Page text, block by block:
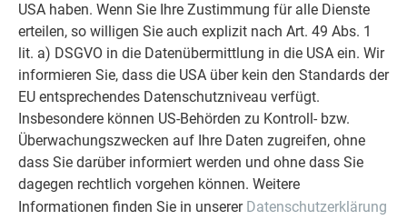
USA haben. Wenn Sie Ihre Zustimmung für alle Dienste
erteilen, so willigen Sie auch explizit nach Art. 49 Abs. 1
lit. a) DSGVO in die Datenübermittlung in die USA ein. Wir
informieren Sie, dass die USA über kein den Standards der
EU entsprechendes Datenschutzniveau verfügt.
Insbesondere können US-Behörden zu Kontroll- bzw.
Überwachungszwecken auf Ihre Daten zugreifen, ohne
dass Sie darüber informiert werden und ohne dass Sie
dagegen rechtlich vorgehen können. Weitere
Informationen finden Sie in unserer Datenschutzerklärung